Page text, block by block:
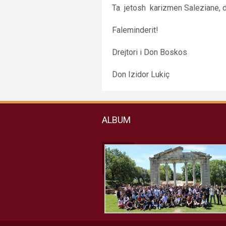
Ta jetosh karizmen Saleziane,
Faleminderit!
Drejtori i Don Boskos
Don Izidor Lukiç
ALBUM